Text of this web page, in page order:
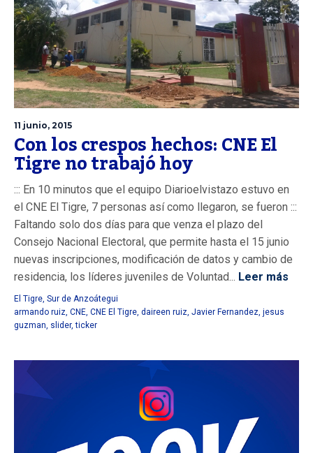
11 junio, 2015
Con los crespos hechos: CNE El
Tigre no trabajó hoy
::: En 10 minutos que el equipo Diarioelvistazo estuvo en
el CNE El Tigre, 7 personas así como llegaron, se fueron :::
Faltando solo dos días para que venza el plazo del
Consejo Nacional Electoral, que permite hasta el 15 junio
nuevas inscripciones, modificación de datos y cambio de
residencia, los líderes juveniles de Voluntad... Leer más
El Tigre, Sur de Anzoátegui
armando ruiz, CNE, CNE El Tigre, daireen ruiz, Javier Fernandez, jesus
guzman, slider,ticker